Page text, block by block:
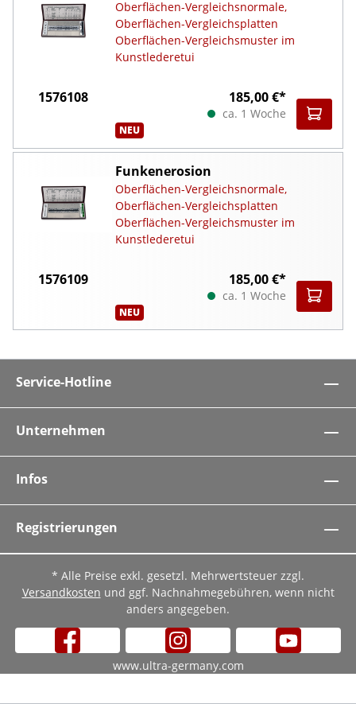
Oberflächen-Vergleichsnormale,
Oberflächen-Vergleichsplatten
Oberflächen-Vergleichsmuster im
Kunstlederetui
1576108 185,00 €*
ca. 1 Woche
NEU
Funkenerosion
Oberflächen-Vergleichsnormale,
Oberflächen-Vergleichsplatten
Oberflächen-Vergleichsmuster im
Kunstlederetui
1576109 185,00 €*
ca. 1 Woche
NEU
Service-Hotline
Unternehmen
Infos
Registrierungen
* Alle Preise exkl. gesetzl. Mehrwertsteuer zzgl.
Versandkosten und ggf. Nachnahmegebühren, wenn nicht
anders angegeben.
www.ultra-germany.com